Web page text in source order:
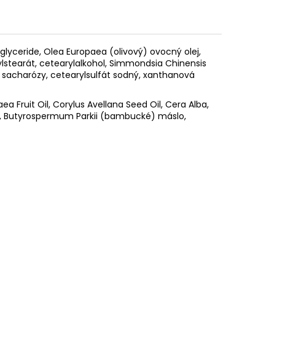
Olea Europaea (olivový) ovocný olej,
cetearylalkohol, Simmondsia Chinensis
cetearylsulfát sodný, xanthanová
Fruit Oil, Corylus Avellana Seed Oil, Cera Alba,
Parkii (bambucké) máslo,